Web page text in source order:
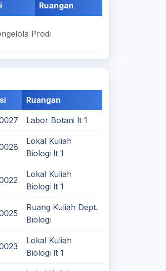
Ruangan
Prodi
Ruangan
Labor Botani lt 1
Lokal Kuliah
Biologi lt 1
Lokal Kuliah
Biologi lt 1
Ruang Kuliah Dept.
Biologi
Lokal Kuliah
Biologi lt 1